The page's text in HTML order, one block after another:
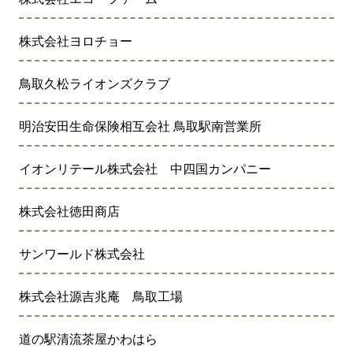
株式会社ヨロチョー
鳥取久松ライオンズクラブ
明治安田生命保険相互会社 鳥取駅南営業所
イオンリテール株式会社 中四国カンパニー
株式会社徳田商店
サンワールド株式会社
株式会社源吉兆庵 鳥取工場
道の駅清流茶屋かわはら